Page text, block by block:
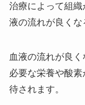
治療によって組
液の流れが良くな
血液の流れが良
必要な栄養や酸
待されます。